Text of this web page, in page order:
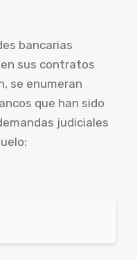
bancarias
sus contratos
se enumeran
que han sido
judiciales